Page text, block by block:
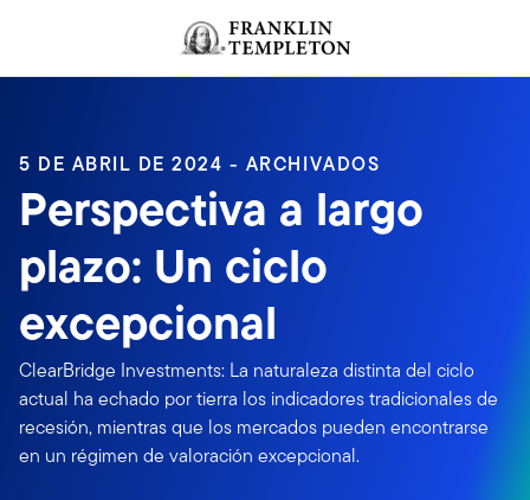
5 DE ABRIL DE 2024 - ARCHIVADOS
Perspectiva a largo
plazo: Un ciclo
excepcional
ClearBridge Investments: La naturaleza distinta del ciclo
actual ha echado por tierra los indicadores tradicionales de
recesión, mientras que los mercados pueden encontrarse
en un régimen de valoración excepcional.